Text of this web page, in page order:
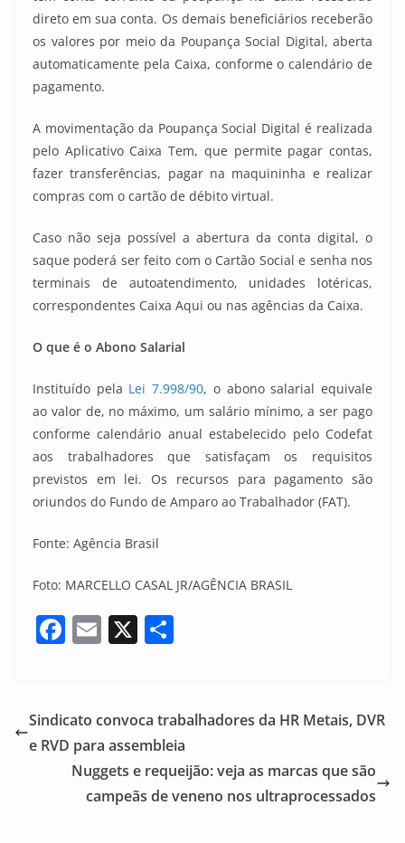
direto em sua conta. Os demais beneficiários receberão
os valores por meio da Poupança Social Digital, aberta
automaticamente pela Caixa, conforme o calendário de
pagamento.
A movimentação da Poupança Social Digital é realizada
pelo Aplicativo Caixa Tem, que permite pagar contas,
fazer transferências, pagar na maquininha e realizar
compras com o cartão de débito virtual.
Caso não seja possível a abertura da conta digital, o
saque poderá ser feito com o Cartão Social e senha nos
terminais de autoatendimento, unidades lotéricas,
correspondentes Caixa Aqui ou nas agências da Caixa.
O que é o Abono Salarial
Instituído pela Lei 7.998/90, o abono salarial equivale
ao valor de, no máximo, um salário mínimo, a ser pago
conforme calendário anual estabelecido pelo Codefat
aos trabalhadores que satisfaçam os requisitos
previstos em lei. Os recursos para pagamento são
oriundos do Fundo de Amparo ao Trabalhador (FAT).
Fonte: Agência Brasil
Foto: MARCELLO CASAL JR/AGÊNCIA BRASIL
F
e
b
o
E
l
X
e
Sindicato convoca trabalhadores da HR Metais, DVR
e RVD para assembleia
Nuggets e requeijão: veja as marcas que são
campeãs de veneno nos ultraprocessados